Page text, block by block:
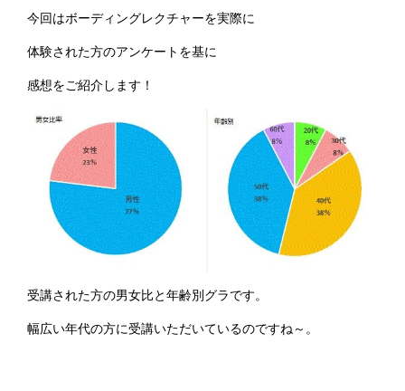
今回はボーディングレクチャーを実際に
体験された方のアンケートを基に
感想をご紹介します！
受講された方の男女比と年齢別グラです。
幅広い年代の方に受講いただいているのですね～。